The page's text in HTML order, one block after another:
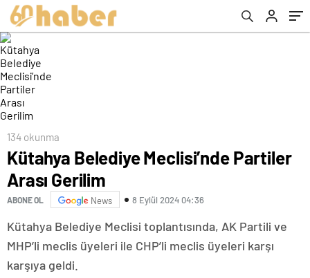
134 okunma
Kütahya Belediye Meclisi’nde Partiler
Arası Gerilim
ABONE OL News 8 Eylül 2024 04:36
Kütahya Belediye Meclisi toplantısında, AK Partili ve
MHP’li meclis üyeleri ile CHP’li meclis üyeleri karşı
karşıya geldi.